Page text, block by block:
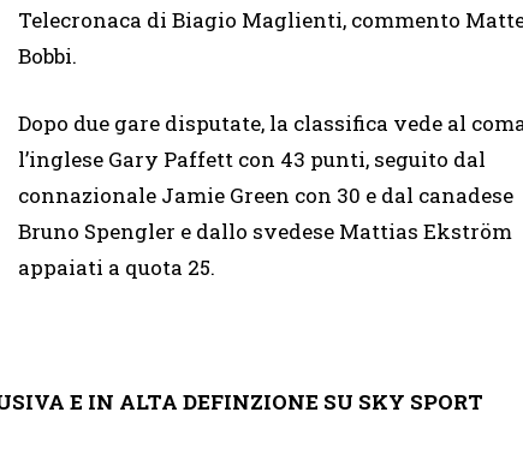
Telecronaca di Biagio Maglienti, commento
Bobbi.
Dopo due gare disputate, la classifica vede al
l’inglese Gary Paffett con 43 punti, seguito dal
connazionale Jamie Green con 30 e dal canadese
Bruno Spengler e dallo svedese Mattias Ekström
appaiati a quota 25.
E IN ALTA DEFINZIONE SU SKY SPORT